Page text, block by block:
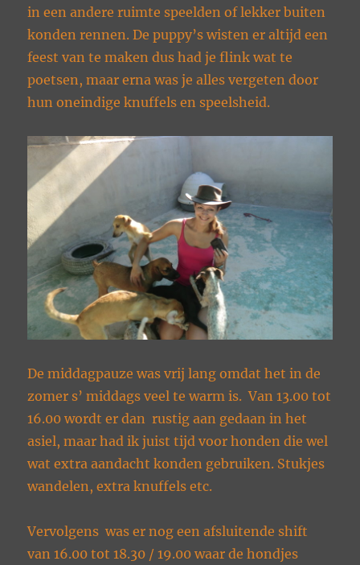
in een andere ruimte speelden of lekker buiten
konden rennen. De puppy’s wisten er altijd een
feest van te maken dus had je flink wat te
poetsen, maar erna was je alles vergeten door
hun oneindige knuffels en speelsheid.
De middagpauze was vrij lang omdat het in de
zomer s’ middags veel te warm is. Van 13.00 tot
16.00 wordt er dan rustig aan gedaan in het
asiel, maar had ik juist tijd voor honden die wel
wat extra aandacht konden gebruiken. Stukjes
wandelen, extra knuffels etc.
Vervolgens was er nog een afsluitende shift
van 16.00 tot 18.30 / 19.00 waar de hondjes